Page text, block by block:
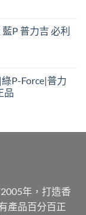
P 普力吉 必利
P-Force|普力
品
年，打造香
產品百分百正